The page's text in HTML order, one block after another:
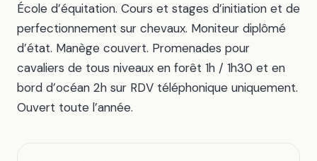
École d’équitation. Cours et stages d’initiation et de
perfectionnement sur chevaux. Moniteur diplômé
d’état. Manège couvert. Promenades pour
cavaliers de tous niveaux en forêt 1h / 1h30 et en
bord d’océan 2h sur RDV téléphonique uniquement.
Ouvert toute l’année.